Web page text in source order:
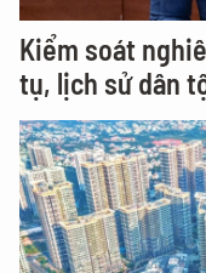
Kiểm soát
tụ, lịch sử dân